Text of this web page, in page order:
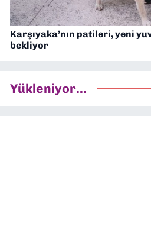
Karşıyaka’nın patileri, yeni
bekliyor
Yükleniyor...